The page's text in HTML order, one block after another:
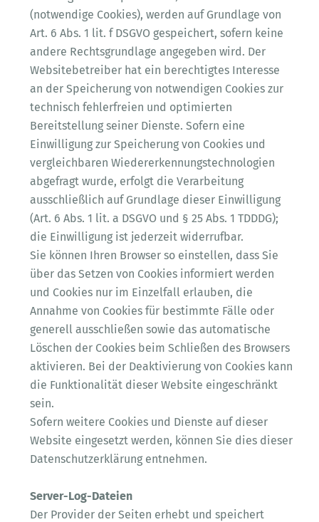
(notwendige Cookies), werden auf Grundlage von
Art. 6 Abs. 1 lit. f DSGVO gespeichert, sofern keine
andere Rechtsgrundlage angegeben wird. Der
Websitebetreiber hat ein berechtigtes Interesse
an der Speicherung von notwendigen Cookies zur
technisch fehlerfreien und optimierten
Bereitstellung seiner Dienste. Sofern eine
Einwilligung zur Speicherung von Cookies und
vergleichbaren Wiedererkennungstechnologien
abgefragt wurde, erfolgt die Verarbeitung
ausschließlich auf Grundlage dieser Einwilligung
(Art. 6 Abs. 1 lit. a DSGVO und § 25 Abs. 1 TDDDG);
die Einwilligung ist jederzeit widerrufbar.
Sie können Ihren Browser so einstellen, dass Sie
über das Setzen von Cookies informiert werden
und Cookies nur im Einzelfall erlauben, die
Annahme von Cookies für bestimmte Fälle oder
generell ausschließen sowie das automatische
Löschen der Cookies beim Schließen des Browsers
aktivieren. Bei der Deaktivierung von Cookies kann
die Funktionalität dieser Website eingeschränkt
sein.
Sofern weitere Cookies und Dienste auf dieser
Website eingesetzt werden, können Sie dies dieser
Datenschutzerklärung entnehmen.
Server-Log-Dateien
Der Provider der Seiten erhebt und speichert